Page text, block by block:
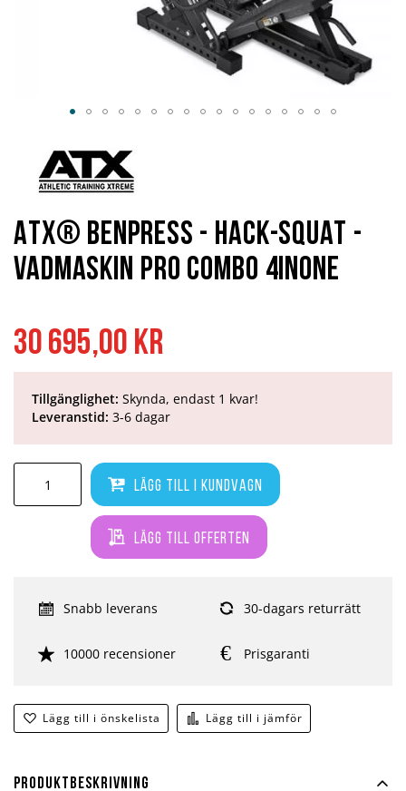
30 695,00 kr
Lägg till i kundvagn
Lägg till offerten
Lägg till i önskelista Lägg till i jämför
Tillgänglighet: Skynda, endast 1 kvar!
Leveranstid: 3-6 dagar
Snabb leverans 30-dagars returrätt
10000 recensioner Prisgaranti
ATX® Benpress - Hack-squat -
Vadmaskin Pro Combo 4inONE
början
bildgalleriet
Produktbeskrivning